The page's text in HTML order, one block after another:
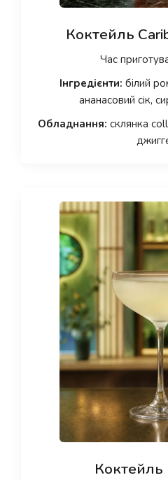
Коктейль
Час
Інгредієнти: білий
ананасовий сік,
Обладнання: склянка
Коктейль